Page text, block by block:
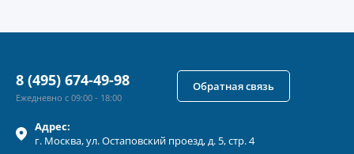
Адрес:
г. Москва, ул.Остаповский проезд, д. 5, стр. 4
8 (495) 674-49-98
Ежедневно с 09:00 - 18:00
Обратная связь